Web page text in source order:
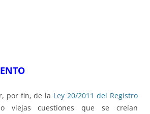
por fin, de la Ley 20/2011 del Registro
viejas cuestiones que se creían